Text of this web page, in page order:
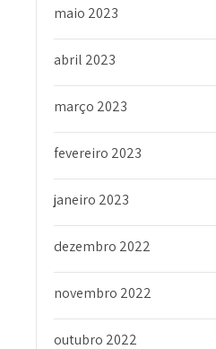
maio 2023
abril 2023
março 2023
fevereiro 2023
janeiro 2023
dezembro 2022
novembro 2022
outubro 2022